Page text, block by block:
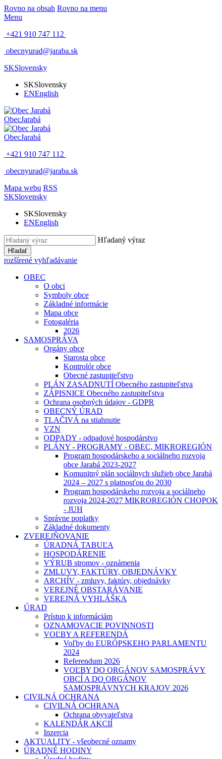
Rovno na obsah Rovno na menu
Menu
+421 910 747 112
obecnyurad@jaraba.sk
SKSlovensky
SKSlovensky
ENEnglish
ObecJarabá
ObecJarabá
+421 910 747 112
obecnyurad@jaraba.sk
Mapa webu RSS
SKSlovensky
SKSlovensky
ENEnglish
Hľadaný výraz
Hľadať
rozšírené vyhľadávanie
OBEC
O obci
Symboly obce
Základné informácie
Mapa obce
Fotogaléria
2026
SAMOSPRÁVA
Orgány obce
Starosta obce
Kontrolór obce
Obecné zastupiteľstvo
PLÁN ZASADNUTÍ Obecného zastupiteľstva
ZÁPISNICE Obecného zastupiteľstva
Ochrana osobných údajov - GDPR
OBECNÝ ÚRAD
TLAČIVÁ na stiahnutie
VZN
ODPADY - odpadové hospodárstvo
PLÁNY - PROGRAMY - OBEC, MIKROREGIÓN
Program hospodárskeho a sociálneho rozvoja
obce Jarabá 2023-2027
Komunitný plán sociálnych služieb obce Jarabá
2024 – 2027 s platnosťou do 2030
Program hospodárskeho rozvoja a sociálneho
rozvoja 2024-2027 MIKROREGIÓN CHOPOK
- JUH
Správne poplatky
Základné dokumenty
ZVEREJŇOVANIE
ÚRADNÁ TABUĽA
HOSPODÁRENIE
VÝRUB stromov - oznámenia
ZMLUVY, FAKTÚRY, OBJEDNÁVKY
ARCHÍV - zmluvy, faktúry, objednávky
VEREJNÉ OBSTARÁVANIE
VEREJNÁ VYHLÁŠKA
ÚRAD
Prístup k informáciám
OZNAMOVACIE POVINNOSTI
VOĽBY A REFERENDÁ
Voľby do EURÓPSKEHO PARLAMENTU
2024
Referendum 2026
VOĽBY DO ORGÁNOV SAMOSPRÁVY
OBCÍ A DO ORGÁNOV
SAMOSPRÁVNYCH KRAJOV 2026
CIVILNÁ OCHRANA
CIVILNÁ OCHRANA
Ochrana obyvateľstva
KALENDÁR AKCIÍ
Inzercia
AKTUALITY - všeobecné oznamy
ÚRADNÉ HODINY